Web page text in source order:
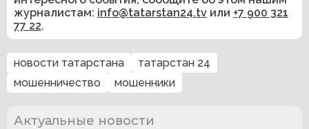
журналистам: info@tatarstan24.tv или +7 900 321
77 22.
новости татарстана
татарстан 24
мошенничество
мошенники
Актуальные новости